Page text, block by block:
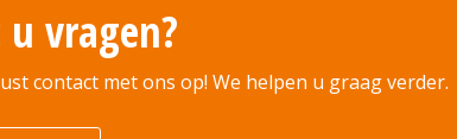
vragen?
contact met ons op! We helpen u graag verder.